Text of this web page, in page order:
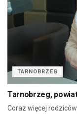
TARNOBRZEG
Tarnobrzeg,
Coraz więcej